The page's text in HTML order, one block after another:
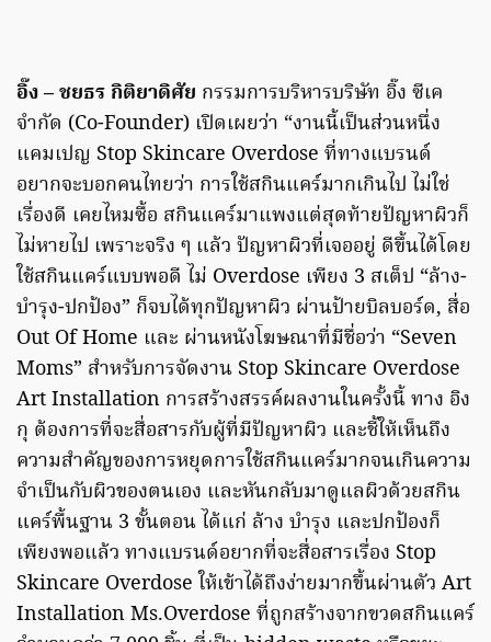
อิ๊ง – ชยธร กิติยาดิศัย กรรมการบริหารบริษัท อิ๊ง ซีเค
จำกัด (Co-Founder) เปิดเผยว่า “งานนี้เป็นส่วนหนึ่ง
แคมเปญ Stop Skincare Overdose ที่ทางแบรนด์
อยากจะบอกคนไทยว่า การใช้สกินแคร์มากเกินไป ไม่ใช่
เรื่องดี เคยไหมซื้อ สกินแคร์มาแพงแต่สุดท้ายปัญหาผิวก็
ไม่หายไป เพราะจริง ๆ แล้ว ปัญหาผิวที่เจออยู่ ดีขึ้นได้โดย
ใช้สกินแคร์แบบพอดี ไม่ Overdose เพียง 3 สเต็ป “ล้าง-
บำรุง-ปกป้อง” ก็จบได้ทุกปัญหาผิว ผ่านป้ายบิลบอร์ด, สื่อ
Out Of Home และ ผ่านหนังโฆษณาที่มีชื่อว่า “Seven
Moms” สำหรับการจัดงาน Stop Skincare Overdose
Art Installation การสร้างสรรค์ผลงานในครั้งนี้ ทาง อิง
กุ ต้องการที่จะสื่อสารกับผู้ที่มีปัญหาผิว และชี้ให้เห็นถึง
ความสำคัญของการหยุดการใช้สกินแคร์มากจนเกินความ
จำเป็นกับผิวของตนเอง และหันกลับมาดูแลผิวด้วยสกิน
แคร์พื้นฐาน 3 ขั้นตอน ได้แก่ ล้าง บำรุง และปกป้องก็
เพียงพอแล้ว ทางแบรนด์อยากที่จะสื่อสารเรื่อง Stop
Skincare Overdose ให้เข้าได้ถึงง่ายมากขึ้นผ่านตัว Art
Installation Ms.Overdose ที่ถูกสร้างจากขวดสกินแคร์